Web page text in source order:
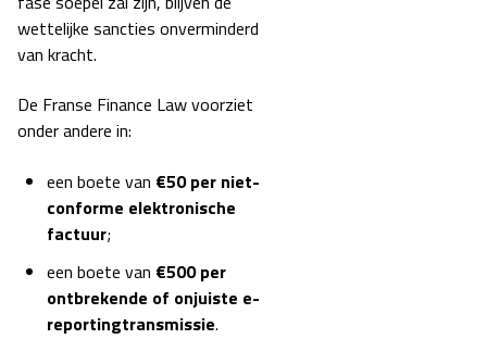
wettelijke sancties onverminderd
van kracht.
De Franse Finance Law voorziet
onder andere in:
een boete van €50 per niet-
conforme elektronische
factuur;
een boete van €500 per
ontbrekende of onjuiste e-
reportingtransmissie.